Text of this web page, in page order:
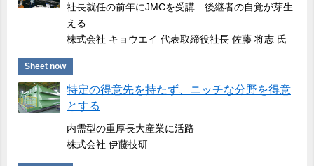
社長就任の前年にJMCを受講―後継者の自覚が芽生
える
株式会社 キョウエイ 代表取締役社長 佐藤 将志 氏
Sheet now
特定の得意先を持たず、ニッチな分野を得意
とする
内需型の重厚長大産業に活路
株式会社 伊藤技研